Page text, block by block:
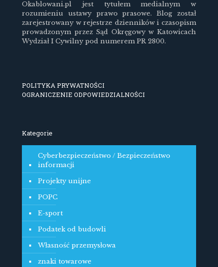
Okablowani.pl jest tytułem medialnym w
rozumieniu ustawy prawo prasowe. Blog został
zarejestrowany w rejestrze dzienników i czasopism
prowadzonym przez Sąd Okręgowy w Katowicach
Wydział I Cywilny pod numerem PR 2800.
POLITYKA PRYWATNOŚCI
OGRANICZENIE ODPOWIEDZIALNOŚCI
Kategorie
Cyberbezpieczeństwo / Bezpieczeństwo
informacji
Projekty unijne
POPC
E-sport
Podatek od budowli
Własność przemysłowa
znaki towarowe